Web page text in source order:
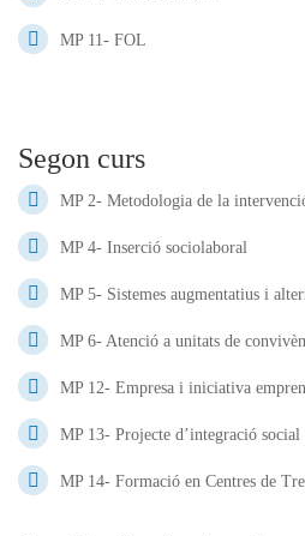
MP 11- FOL
Segon curs
MP 2- Metodologia de la
MP 4- Inserció sociolaboral
MP 5- Sistemes augmentatius i
MP 6- Atenció a unitats de
MP 12- Empresa i iniciativa
MP 13- Projecte d’integració social
MP 14- Formació en Centres de